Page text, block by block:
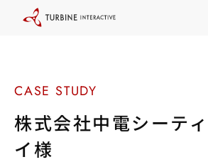
株式会社中電シーテ
イ様